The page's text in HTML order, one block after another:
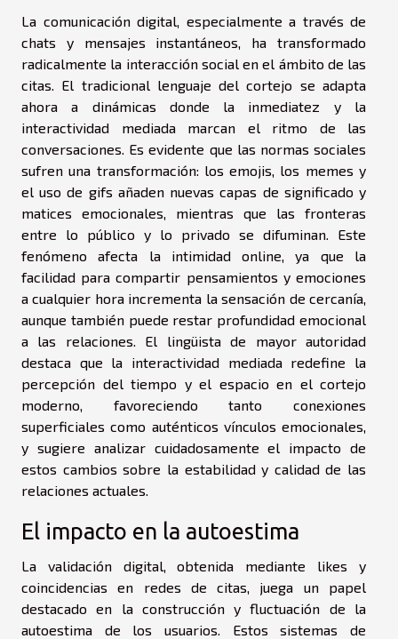
La comunicación digital, especialmente a través de
chats y mensajes instantáneos, ha transformado
radicalmente la interacción social en el ámbito de las
citas. El tradicional lenguaje del cortejo se adapta
ahora a dinámicas donde la inmediatez y la
interactividad mediada marcan el ritmo de las
conversaciones. Es evidente que las normas sociales
sufren una transformación: los emojis, los memes y
el uso de gifs añaden nuevas capas de significado y
matices emocionales, mientras que las fronteras
entre lo público y lo privado se difuminan. Este
fenómeno afecta la intimidad online, ya que la
facilidad para compartir pensamientos y emociones
a cualquier hora incrementa la sensación de cercanía,
aunque también puede restar profundidad emocional
a las relaciones. El lingüista de mayor autoridad
destaca que la interactividad mediada redefine la
percepción del tiempo y el espacio en el cortejo
moderno, favoreciendo tanto conexiones
superficiales como auténticos vínculos emocionales,
y sugiere analizar cuidadosamente el impacto de
estos cambios sobre la estabilidad y calidad de las
relaciones actuales.
El impacto en la autoestima
La validación digital, obtenida mediante likes y
coincidencias en redes de citas, juega un papel
destacado en la construcción y fluctuación de la
autoestima de los usuarios. Estos sistemas de